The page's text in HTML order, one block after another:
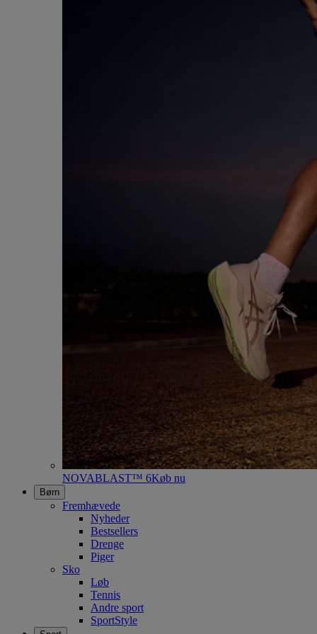
NOVABLAST™ 6Køb nu
Børn
Fremhævede
Nyheder
Bestsellers
Drenge
Piger
Sko
Løb
Tennis
Andre sport
SportStyle